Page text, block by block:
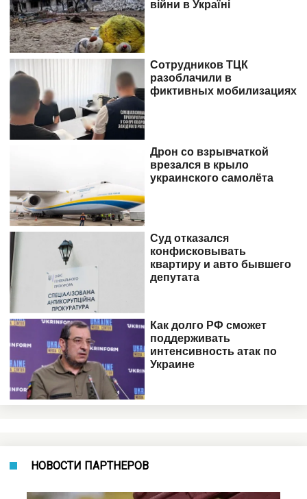
НОВОСТИ ПАРТНЕРОВ